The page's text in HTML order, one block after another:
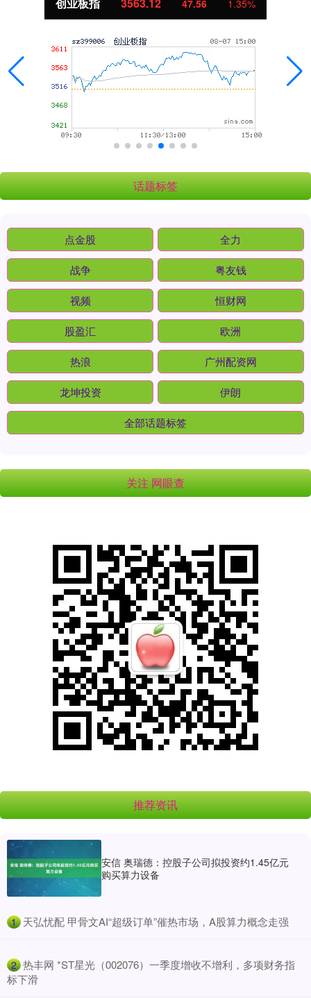
47.56 1.35%
话题标签
点金股 全力
战争 粤友钱
视频 恒财网
股盈汇 欧洲
热浪 广州配资网
龙坤投资 伊朗
全部话题标签
关注 网眼查
推荐资讯
安信 奥瑞德：控股子公司拟投资约1.45亿元
购买算力设备
1 ​天弘忧配 甲骨文AI“超级订单”催热市场，A股算力概念走强
2 ​热丰网 *ST星光（002076）一季度增收不增利，多项财务指
标下滑